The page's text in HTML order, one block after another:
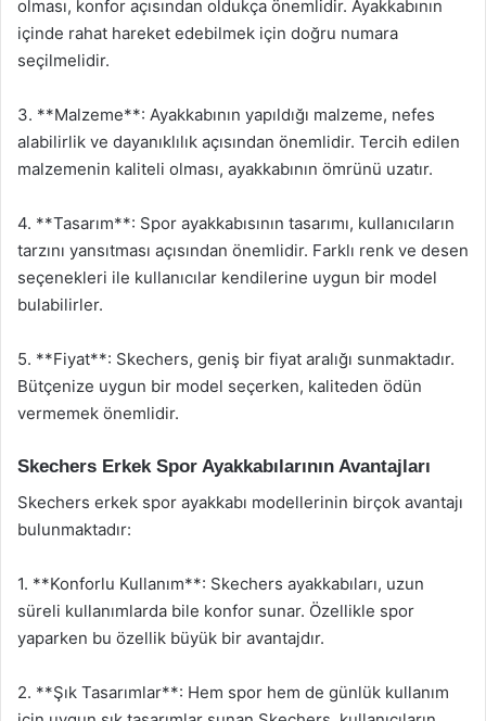
olması, konfor açısından oldukça önemlidir. Ayakkabının
içinde rahat hareket edebilmek için doğru numara
seçilmelidir.
3. **Malzeme**: Ayakkabının yapıldığı malzeme, nefes
alabilirlik ve dayanıklılık açısından önemlidir. Tercih edilen
malzemenin kaliteli olması, ayakkabının ömrünü uzatır.
4. **Tasarım**: Spor ayakkabısının tasarımı, kullanıcıların
tarzını yansıtması açısından önemlidir. Farklı renk ve desen
seçenekleri ile kullanıcılar kendilerine uygun bir model
bulabilirler.
5. **Fiyat**: Skechers, geniş bir fiyat aralığı sunmaktadır.
Bütçenize uygun bir model seçerken, kaliteden ödün
vermemek önemlidir.
Skechers Erkek Spor Ayakkabılarının Avantajları
Skechers erkek spor ayakkabı modellerinin birçok avantajı
bulunmaktadır:
1. **Konforlu Kullanım**: Skechers ayakkabıları, uzun
süreli kullanımlarda bile konfor sunar. Özellikle spor
yaparken bu özellik büyük bir avantajdır.
2. **Şık Tasarımlar**: Hem spor hem de günlük kullanım